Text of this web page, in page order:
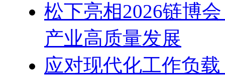
松下亮相2026链博
产业高质量发展
应对现代化工作负